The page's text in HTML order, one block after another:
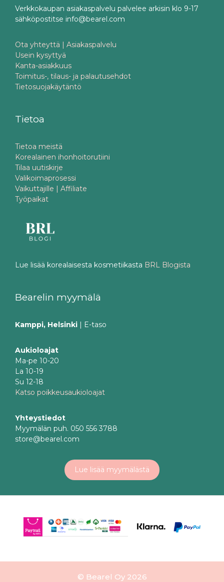
Verkkokaupan asiakaspalvelu palvelee arkisin klo 9-17
sähköpostitse info@bearel.com
Ota yhteyttä | Asiakaspalvelu
Usein kysyttyä
Kanta-asiakkuus
Toimitus-, tilaus- ja palautusehdot
Tietosuojakäytäntö
Tietoa
Tietoa meistä
Korealainen ihonhoitorutiini
Tilaa uutiskirje
Valikoimaprosessi
Vaikuttajille | Affiliate
Työpaikat
Lue lisää korealaisesta kosmetiikasta BRL Blogista
Bearelin myymälä
Kamppi, Helsinki | E-taso
Aukioloajat
Ma-pe 10-20
La 10-19
Su 12-18
Katso poikkeusaukioloajat
Yhteystiedot
Myymälän puh. 050 556 3788
store@bearel.com
Lue lisää myymälästä
© Bearel Oy 2026